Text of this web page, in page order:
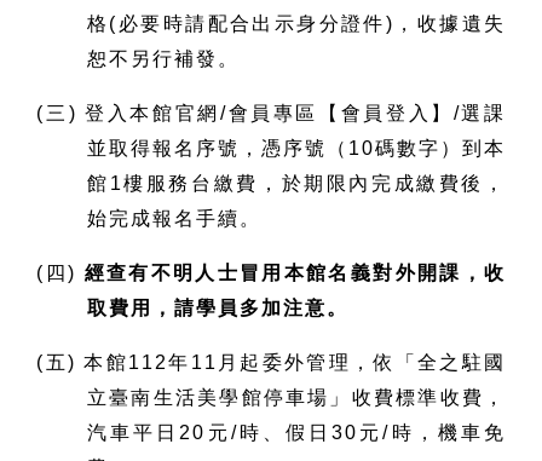
格(必要時請配合出示身分證件)，收據遺失
恕不另行補發。
(三) 登入本館官網/會員專區【會員登入】/選課
並取得報名序號，憑序號（10碼數字）到本
館1樓服務台繳費，於期限內完成繳費後，
始完成報名手續。
(四) 經查有不明人士冒用本館名義對外開課，收
取費用，請學員多加注意。
(五) 本館112年11月起委外管理，依「全之駐國
立臺南生活美學館停車場」收費標準收費，
汽車平日20元/時、假日30元/時，機車免